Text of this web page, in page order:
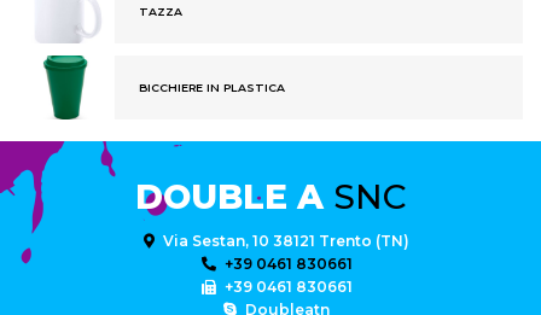
TAZZA
BICCHIERE IN PLASTICA
DOUBLE A SNC
Via Sestan, 10 38121 Trento (TN)
+39 0461 830661
+39 0461 830661
Doubleatn